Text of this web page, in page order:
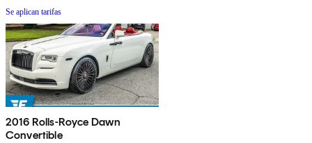
Se aplican tarifas
2016 Rolls-Royce Dawn
Convertible